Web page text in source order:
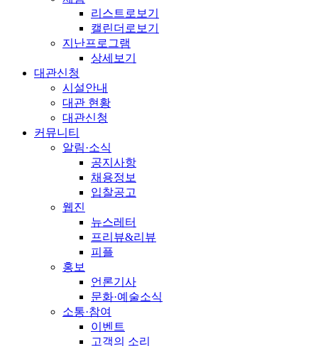
리스트로보기
캘린더로보기
지난프로그램
상세보기
대관신청
시설안내
대관 현황
대관신청
커뮤니티
알림·소식
공지사항
채용정보
입찰공고
웹진
뉴스레터
프리뷰&리뷰
피플
홍보
언론기사
문화·예술소식
소통·참여
이벤트
고객의 소리